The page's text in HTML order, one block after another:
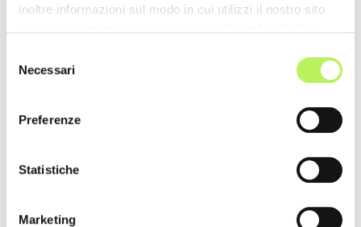
inoltre informazioni sul modo in cui utilizzi il nostro sito
combinarle con altre informazioni che hai fornito loro o
delNecessari
Preferenze
Statistiche
Marketing